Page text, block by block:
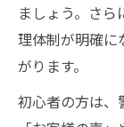
ましょう。さ
理体制が明確に
がります。
初心者の方は、